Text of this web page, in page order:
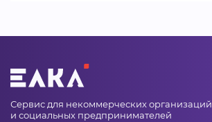
Сервис для некоммерческих организаций
и социальных предпринимателей